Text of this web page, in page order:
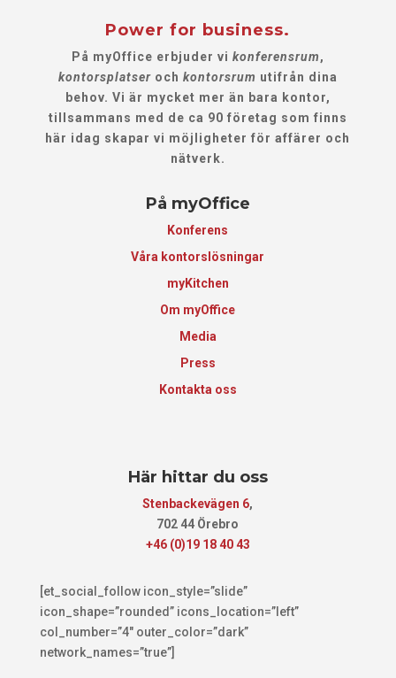
Power for business.
På myOffice erbjuder vi konferensrum,
kontorsplatseroch kontorsrum utifrån dina
behov. Vi är mycket mer än bara kontor,
tillsammans med de ca 90 företag som finns
här idag skapar vi möjligheter för affärer och
nätverk.
På myOffice
Konferens
Våra kontorslösningar
myKitchen
Om myOffice
Media
Press
Kontakta oss
Här hittar du oss
Stenbackevägen 6,
702 44 Örebro
+46 (0)19 18 40 43
[et_social_follow icon_style=”slide”
icon_shape=”rounded” icons_location=”left”
col_number=”4″ outer_color=”dark”
network_names=”true”]